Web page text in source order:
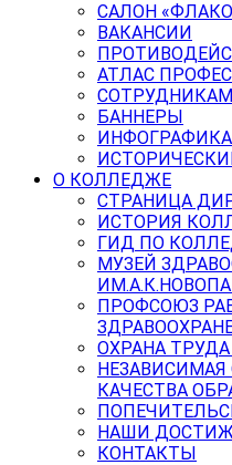
САЛОН
ВАКАНСИИ
АТЛАС
СОТРУДНИКАМ
БАННЕРЫ
ИНФОГРАФИКА
О КОЛЛЕДЖЕ
СТРАНИЦА
ИСТОРИЯ
ГИД ПО
МУЗЕЙ
ПРОФСОЮЗ
ОХРАНА
НЕЗАВИСИМАЯ
КАЧЕСТВА
НАШИ
КОНТАКТЫ